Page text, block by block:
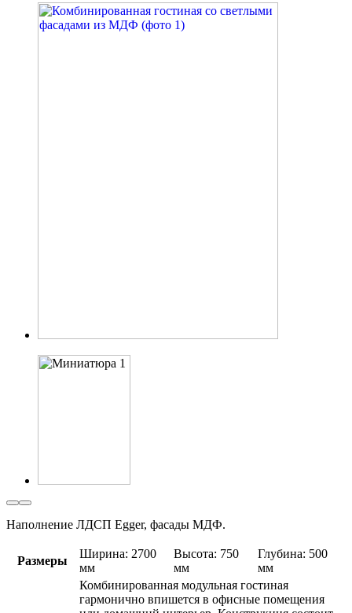
Наполнение ЛДСП Egger, фасады МДФ.
Размеры
Ширина: 2700
мм
Высота: 750
мм
Глубина: 500
мм
Комбинированная модульная гостиная
гармонично впишется в офисные помещения